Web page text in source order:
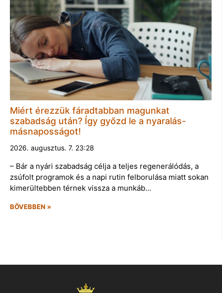
Miért érezzük fáradtabban magunkat
szabadság után? Így győzd le a nyaralás-
másnaposságot!
2026. augusztus. 7. 23:28
– Bár a nyári szabadság célja a teljes regenerálódás, a
zsúfolt programok és a napi rutin felborulása miatt sokan
kimerültebben térnek vissza a munkáb…
BŐVEBBEN »